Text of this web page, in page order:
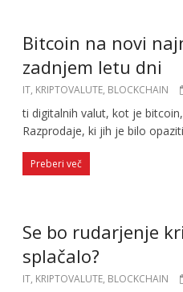
Bitcoin na novi
zadnjem letu dni
IT, KRIPTOVALUTE, BLOCKCHAIN
ti digitalnih valut, kot je
Razprodaje, ki jih je bilo
Preberi več
Se bo rudarjenje
splačalo?
IT, KRIPTOVALUTE, BLOCKCHAIN